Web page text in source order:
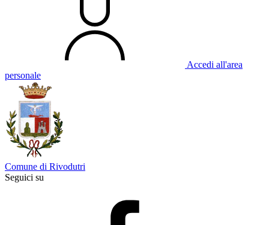
Accedi all'area
personale
Comune di Rivodutri
Seguici su